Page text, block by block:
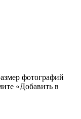
фотографий
«Добавить в